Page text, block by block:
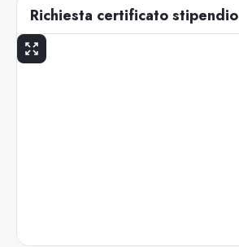
Richiesta certificato stipendio